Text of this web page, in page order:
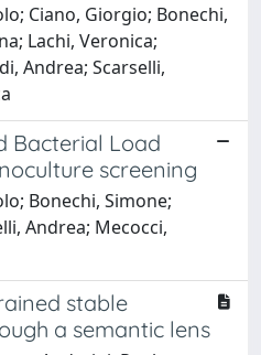
Ciano, Giorgio; Bonechi,
Lachi, Veronica;
Andrea; Scarselli,
Bacterial Load
screening
Bonechi, Simone;
Andrea; Mecocci,
stable
a semantic lens